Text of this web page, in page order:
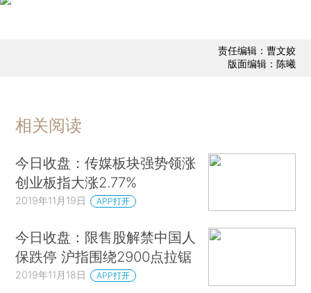
责任编辑：曹文姣
版面编辑：陈曦
相关阅读
今日收盘：传媒板块强势领涨
创业板指大涨2.77%
2019年11月19日 APP打开
今日收盘：限售股解禁中国人
保跌停 沪指围绕2900点拉锯
2019年11月18日 APP打开